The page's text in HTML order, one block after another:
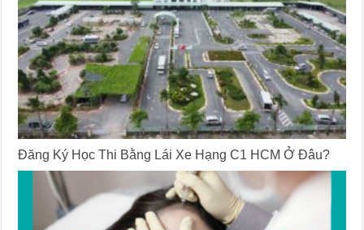
Đăng Ký Học Thi Bằng Lái Xe Hạng C1 HCM Ở Đâu?